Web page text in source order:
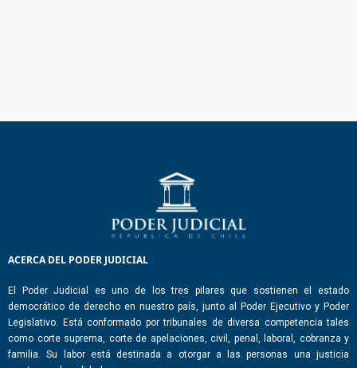
ACERCA DEL PODER JUDICIAL
El Poder Judicial es uno de los tres pilares que sostienen el estado
democrático de derecho en nuestro país, junto al Poder Ejecutivo y Poder
Legislativo. Está conformado por tribunales de diversa competencia tales
como corte suprema, corte de apelaciones, civil, penal, laboral, cobranza y
familia. Su labor está destinada a otorgar a las personas una justicia